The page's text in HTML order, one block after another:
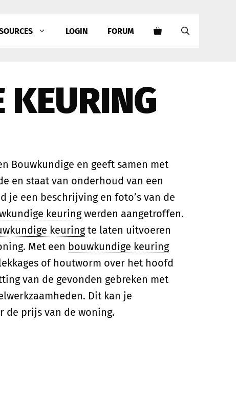
LOGIN FORUM
KEURING
Bouwkundige en geeft samen met
en staat van onderhoud van een
je een beschrijving en foto’s van de
keuringwerden aangetroffen.
keuringte laten uitvoeren
Met een bouwkundige keuring
of houtworm over het hoofd
van de gevonden gebreken met
Dit kan je
de prijs van de woning.